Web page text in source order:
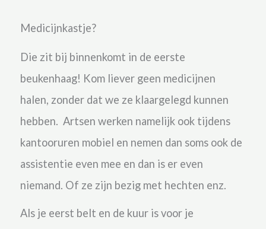
Medicijnkastje?
Die zit bij binnenkomt in de eerste
beukenhaag! Kom liever geen medicijnen
halen, zonder dat we ze klaargelegd kunnen
hebben. Artsen werken namelijk ook tijdens
kantooruren mobiel en nemen dan soms ook de
assistentie even mee en dan is er even
niemand. Of ze zijn bezig met hechten enz.
Als je eerst belt en de kuur is voor je